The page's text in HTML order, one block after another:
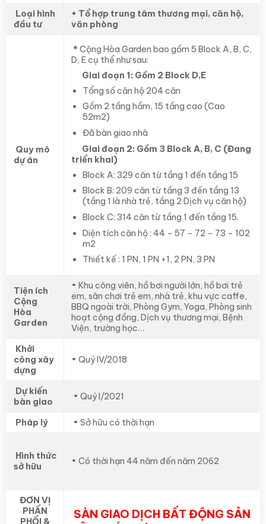
Loại hình
đầu tư
• Tổ hợp trung tâm thương mại, căn hộ,
văn phòng
Quy mô
dự án
* Cộng Hòa Garden bao gồm 5 Block A, B, C,
D, E cụ thể như sau:
Giai đoạn 1: Gồm 2 Block D,E
Tổng số căn hộ 204 căn
Gồm 2 tầng hầm, 15 tầng cao (Cao
52m2)
Đã bàn giao nhà
Giai đoạn 2: Gồm 3 Block A, B, C (Đang
triển khai)
Block A: 329 căn từ tầng 1 đến tầng 15
Block B: 209 căn từ tầng 3 đến tầng 13
(tầng 1 là nhà trẻ, tầng 2 Dịch vụ căn hộ)
Block C: 314 căn từ tầng 1 đến tầng 15.
Diện tích căn hộ : 44 – 57 – 72 – 73 – 102
m2
Thiết kế : 1 PN, 1 PN +1, 2 PN, 3 PN
Tiện ích
Cộng
Hòa
Garden
• Khu công viên, hồ bơi người lớn, hồ bơi trẻ
em, sân chơi trẻ em, nhà trẻ, khu vực caffe,
BBQ ngoài trời, Phòng Gym, Yoga, Phòng sinh
hoạt cộng đồng, Dịch vụ thương mại, Bệnh
Viện, trường học…
Khởi
công xây
dựng
• Quý IV/2018
Dự kiến
bàn giao
• Quý I/2021
Pháp lý • Sở hữu có thời hạn
Hình thức
sở hữu
• Có thời hạn 44 năm đến năm 2062
ĐƠN VỊ
PHẤN
PHỐI &
SÀN GIAO DỊCH BẤT ĐỘNG SẢN